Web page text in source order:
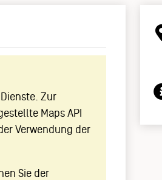
Zur
Maps API
Verwendung der
Sie der